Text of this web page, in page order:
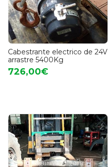
Cabestrante electrico de 24V
arrastre 5400Kg
726,00€